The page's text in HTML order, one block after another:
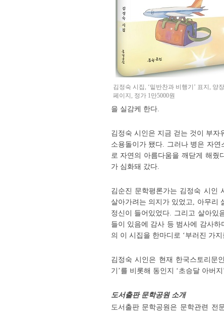
김정숙 시집, ‘밑반찬과 비행기’ 표지, 양
페이지, 정가 1만5000원
을 실감케 한다.
김정숙 시인은 지금 걷는 것이 부자
소용돌이가 됐다. 그러나 병은 자
로 자연의 아름다움을 깨닫게 해줬
가 심화돼 갔다.
김순진 문학평론가는 김정숙 시인
살아가려는 의지가 있었고, 아무리
정신이 들어있었다. 그리고 살아있
들이 있음에 감사 등 범사에 감사
의 이 시집을 한마디로 ‘부러진 가
김정숙 시인은 현재 한국스토리문
기’를 비롯해 동인지 ‘초승달 아버
도서출판 문학공원 소개
도서출판 문학공원은 문학관련 전